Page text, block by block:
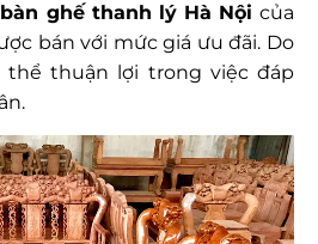
bàn ghế thanh lý Hà Nộicủa
bán với mức giá ưu đãi. Do
thể thuận lợi trong việc đáp